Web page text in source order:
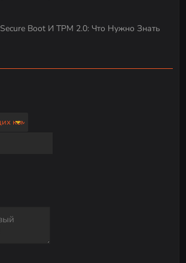
Secure Boot И TPM 2.0: Что Нужно Знать